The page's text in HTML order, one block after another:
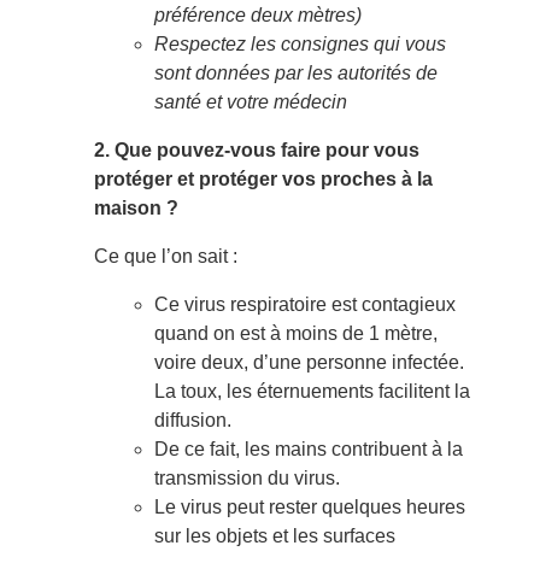
préférence deux mètres)
Respectez les consignes qui vous
sont données par les autorités de
santé et votre médecin
2. Que pouvez-vous faire pour vous
protéger et protéger vos proches à la
maison ?
Ce que l’on sait :
Ce virus respiratoire est contagieux
quand on est à moins de 1 mètre,
voire deux, d’une personne infectée.
La toux, les éternuements facilitent la
diffusion.
De ce fait, les mains contribuent à la
transmission du virus.
Le virus peut rester quelques heures
sur les objets et les surfaces